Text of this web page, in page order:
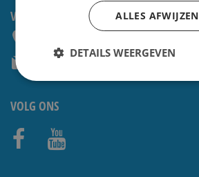
VRAGEN? NEEM CONTACT OP:
service@shavesavings.com
VOLG ONS
ALLES AFWIJZEN
DETAILS WEERGEVEN